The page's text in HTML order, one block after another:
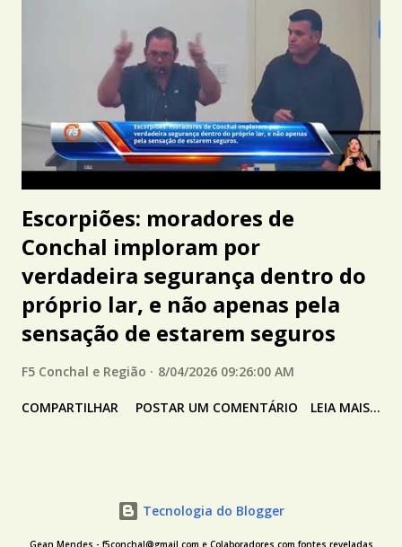
Escorpiões: moradores de
Conchal imploram por
verdadeira segurança dentro do
próprio lar, e não apenas pela
sensação de estarem seguros
F5 Conchal e Região 8/04/2026 09:26:00 AM
COMPARTILHAR POSTAR UM COMENTÁRIO LEIA MAIS...
Tecnologia do Blogger